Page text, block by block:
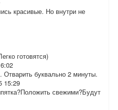
красивые. Но внутри не
готовятся)
буквально 2 минуты.
15:29
ь свежими?Будут